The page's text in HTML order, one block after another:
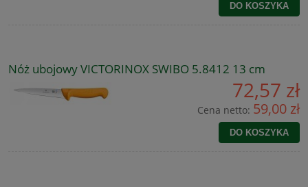
DO KOSZYKA
Nóż ubojowy VICTORINOX SWIBO 5.8412 13 cm
72,57 zł
Cena netto: 59,00 zł
DO KOSZYKA